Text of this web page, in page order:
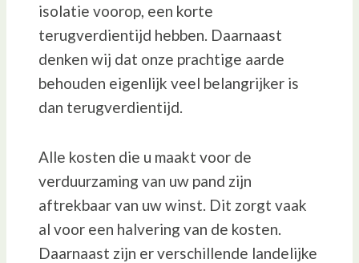
isolatie voorop, een korte
terugverdientijd hebben. Daarnaast
denken wij dat onze prachtige aarde
behouden eigenlijk veel belangrijker is
dan terugverdientijd.
Alle kosten die u maakt voor de
verduurzaming van uw pand zijn
aftrekbaar van uw winst. Dit zorgt vaak
al voor een halvering van de kosten.
Daarnaast zijn er verschillende landelijke